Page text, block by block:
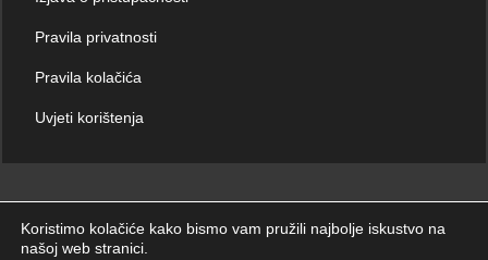
Pravila privatnosti
Pravila kolačića
Uvjeti korištenja
Koristimo kolačiće kako bismo vam pružili najbolje iskustvo na
našoj web stranici.